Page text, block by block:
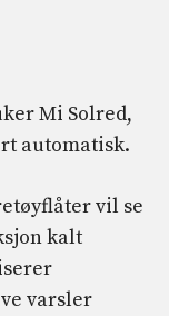
Mi Solred,
automatisk.
vil se
kalt
varsler